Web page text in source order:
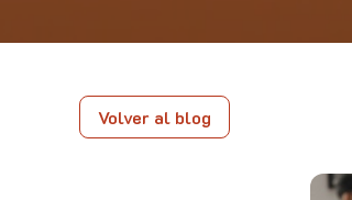
Volver al blog